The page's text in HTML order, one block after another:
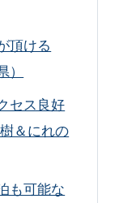
頂ける
セス良好
＆にれの
も可能な